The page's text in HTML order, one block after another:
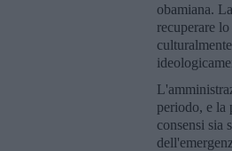
obamiana.
recuperare
periodo, e la
consensi sia